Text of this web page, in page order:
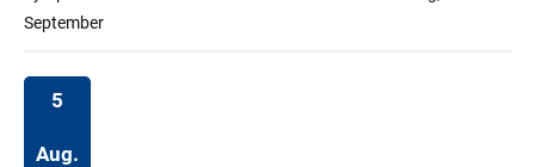
September
5
Aug.